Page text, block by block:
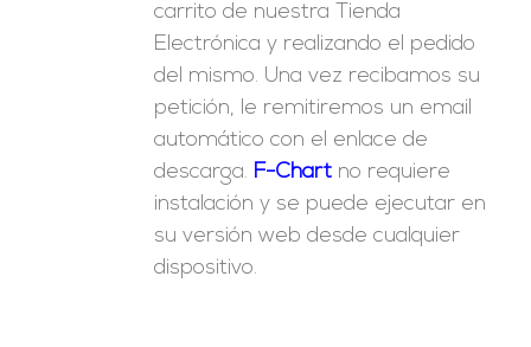
carrito de nuestra Tienda
Electrónica y realizando el pedido
del mismo. Una vez recibamos su
petición, le remitiremos un email
automático con el enlace de
descarga. F-Chart no requiere
instalación y se puede ejecutar en
su versión web desde cualquier
dispositivo.